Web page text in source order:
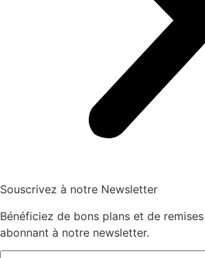
Souscrivez à notre Newsletter
Bénéficiez de bons plans et de
abonnant à notre newsletter.